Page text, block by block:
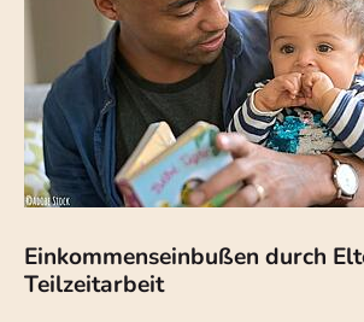
Einkommenseinbußen durch
Teilzeitarbeit